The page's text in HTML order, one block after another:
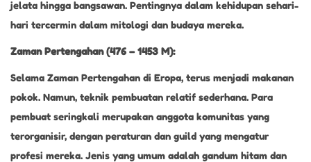
jelata hingga bangsawan. Pentingnya dalam kehidupan sehari-
hari tercermin dalam mitologi dan budaya mereka.
Zaman Pertengahan (476 – 1453 M):
Selama Zaman Pertengahan di Eropa, terus menjadi makanan
pokok. Namun, teknik pembuatan relatif sederhana. Para
pembuat seringkali merupakan anggota komunitas yang
terorganisir, dengan peraturan dan guild yang mengatur
profesi mereka. Jenis yang umum adalah gandum hitam dan